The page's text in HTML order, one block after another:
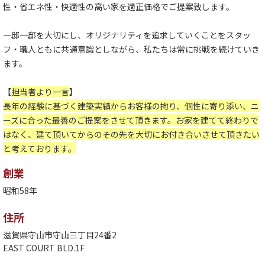
性・省エネ性・快適性の高い家を適正価格でご提案致します。
一邸一邸を大切にし、オリジナリティを追求していくことをスタッ
フ・職人ともに共通意識としながら、私たちは常に挑戦を続けていき
ます。
【担当者より一言】
長年の経験に基づく建築実績からお客様の拘り、個性に寄り添い、ニ
ーズに合った最善のご提案をさせて頂きます。お家を建てて終わりで
はなく、建て頂いてからのその先を大切にお付き合いさせて頂きたい
と考えております。
創業
昭和58年
住所
滋賀県守山市守山三丁目24番2
EAST COURT BLD.1F